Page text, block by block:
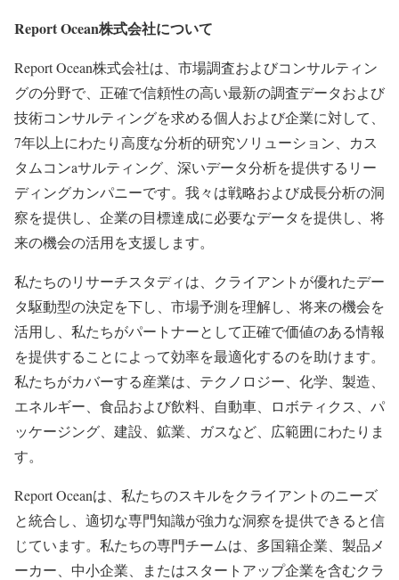
Report Ocean株式会社について
Report Ocean株式会社は、市場調査およびコンサルティン
グの分野で、正確で信頼性の高い最新の調査データおよび
技術コンサルティングを求める個人および企業に対して、
7年以上にわたり高度な分析的研究ソリューション、カス
タムコンaサルティング、深いデータ分析を提供するリー
ディングカンパニーです。我々は戦略および成長分析の洞
察を提供し、企業の目標達成に必要なデータを提供し、将
来の機会の活用を支援します。
私たちのリサーチスタディは、クライアントが優れたデー
タ駆動型の決定を下し、市場予測を理解し、将来の機会を
活用し、私たちがパートナーとして正確で価値のある情報
を提供することによって効率を最適化するのを助けます。
私たちがカバーする産業は、テクノロジー、化学、製造、
エネルギー、食品および飲料、自動車、ロボティクス、パ
ッケージング、建設、鉱業、ガスなど、広範囲にわたりま
す。
Report Oceanは、私たちのスキルをクライアントのニーズ
と統合し、適切な専門知識が強力な洞察を提供できると信
じています。私たちの専門チームは、多国籍企業、製品メ
ーカー、中小企業、またはスタートアップ企業を含むクラ